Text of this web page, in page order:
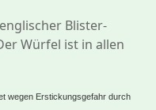
Blister-
Würfel ist in allen
wegen Erstickungsgefahr durch